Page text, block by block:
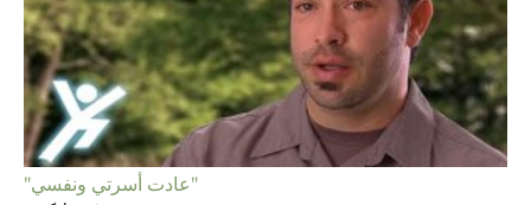
"عادت أسرتي ونفسي"